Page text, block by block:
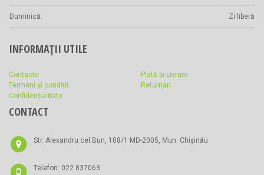
Duminică: Zi liberă
INFORMAȚII UTILE
Contacte
Termeni și condiții
Confidențialitate
Plată și Livrare
Returnări
CONTACT
Str. Alexandru cel Bun, 108/1 MD-2005, Mun. Chișinău
Telefon: 022 837063